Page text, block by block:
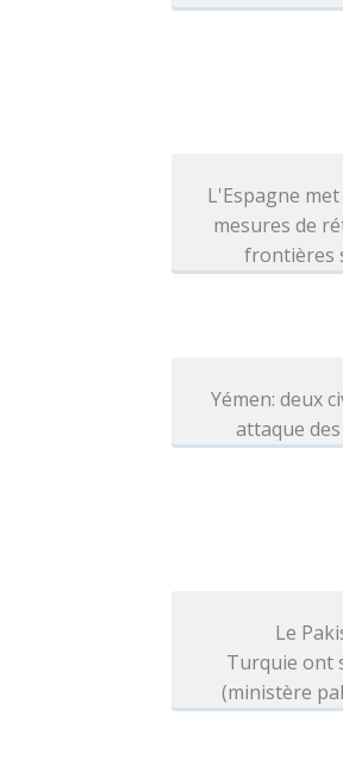
L'Espagne
mesures de
frontières
Yémen: deux
attaque
Le
Turquie ont
(ministère